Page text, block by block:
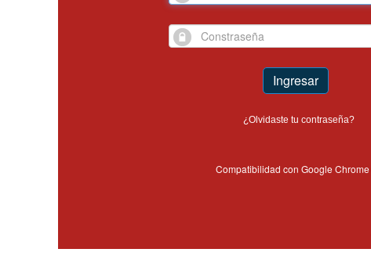
Ingresar
¿Olvidaste tu contraseña?
Compatibilidad con Google Chrome